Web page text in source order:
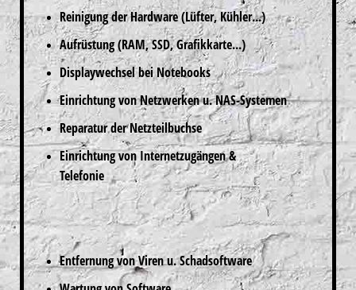
Reinigung der Hardware (Lüfter, Kühler...)
Aufrüstung (RAM, SSD, Grafikkarte...)
Displaywechsel bei Notebooks
Einrichtung von Netzwerken u. NAS-Systemen
Reparatur der Netzteilbuchse
Einrichtung von Internetzugängen &
Telefonie
Entfernung von Viren u. Schadsoftware